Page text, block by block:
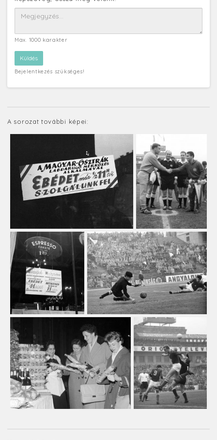
Max. 1000 karakter
Bejelentkezés szükséges!
A sorozat további képei: